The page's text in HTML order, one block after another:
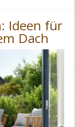
Ideen für
Dach